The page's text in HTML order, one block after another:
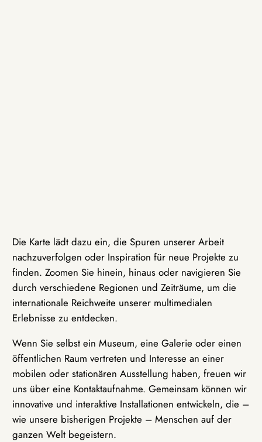
Die Karte lädt dazu ein, die Spuren unserer Arbeit
nachzuverfolgen oder Inspiration für neue Projekte zu
finden. Zoomen Sie hinein, hinaus oder navigieren Sie
durch verschiedene Regionen und Zeiträume, um die
internationale Reichweite unserer multimedialen
Erlebnisse zu entdecken.
Wenn Sie selbst ein Museum, eine Galerie oder einen
öffentlichen Raum vertreten und Interesse an einer
mobilen oder stationären Ausstellung haben, freuen wir
uns über eine Kontaktaufnahme. Gemeinsam können wir
innovative und interaktive Installationen entwickeln, die –
wie unsere bisherigen Projekte – Menschen auf der
ganzen Welt begeistern.